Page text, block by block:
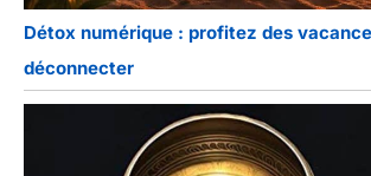
Détox numérique : profitez des
déconnecter